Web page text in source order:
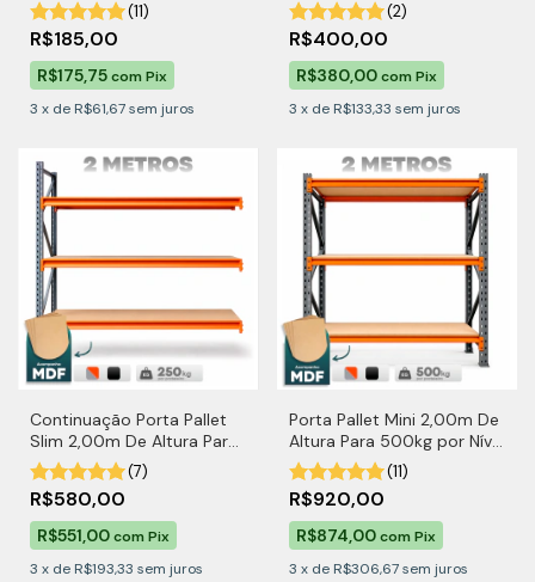
(11)
R$185,00
R$175,75comPix
3 x de R$61,67sem juros
(2)
R$400,00
R$380,00com Pix
3 x de R$133,33 sem juros
Continuação Porta Pallet
Slim 2,00m De Altura Para
250kg por Nível Com MDF
(7)
R$580,00
R$551,00comPix
3 x de R$193,33 sem juros
Porta Pallet Mini 2,00m De
Altura Para 500kg por Nível
Com MDF
(11)
R$920,00
R$874,00com Pix
3 x de R$306,67 sem juros